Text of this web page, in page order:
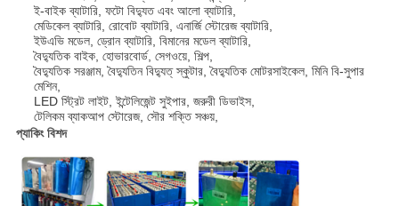
ই-বাইক ব্যাটারি, ফটো বিদ্যুত এবং আলো ব্যাটারি,
মেডিকেল ব্যাটারি, রোবোট ব্যাটারি, এনার্জি স্টোরেজ ব্যাটারি,
ইউএভি মডেল, ড্রোন ব্যাটারি, বিমানের মডেল ব্যাটারি,
বৈদ্যুতিক বাইক, হোভারবোর্ড, সেগওয়ে, শিল্প,
বৈদ্যুতিক সরঞ্জাম, বৈদ্যুতিন বিদ্যুত্ স্কুটার, বৈদ্যুতিক মোটরসাইকেল, মিনি বি-সুপার
মেশিন,
LED স্ট্রিট লাইট, ইন্টেলিজেন্ট সুইপার, জরুরী ডিভাইস,
টেলিকম ব্যাকআপ স্টোরেজ, সৌর শক্তি সঞ্চয়,
প্যাকিং বিশদ